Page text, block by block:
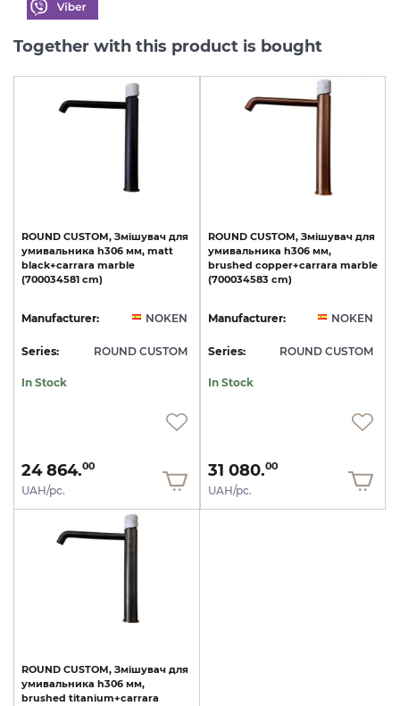
Together with this product is bought
ROUND CUSTOM, Змішувач для
умивальника h306 мм, matt
black+carrara marble
(700034581 cm)
Manufacturer: NOKEN
Series: ROUND CUSTOM
In Stock
24 864.00
UAH/pc.
ROUND CUSTOM, Змішувач для
умивальника h306 мм,
brushed copper+carrara marble
(700034583 cm)
Manufacturer: NOKEN
Series: ROUND CUSTOM
In Stock
31 080.00
UAH/pc.
ROUND CUSTOM, Змішувач для
умивальника h306 мм,
brushed titanium+carrara